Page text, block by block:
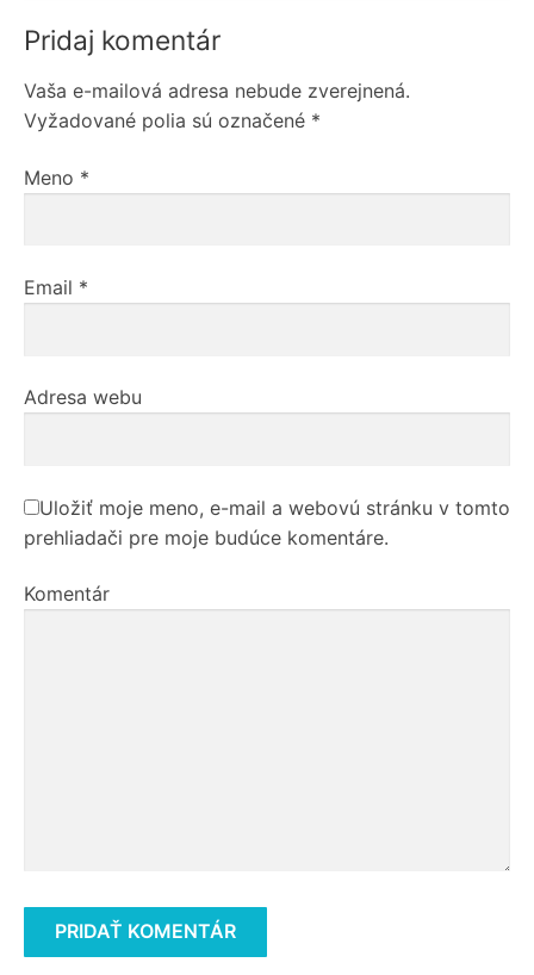
Pridaj komentár
Vaša e-mailová adresa nebude zverejnená.
Vyžadované polia sú označené *
Meno *
Email *
Adresa webu
Uložiť moje meno, e-mail a webovú stránku v tomto
prehliadači pre moje budúce komentáre.
Komentár